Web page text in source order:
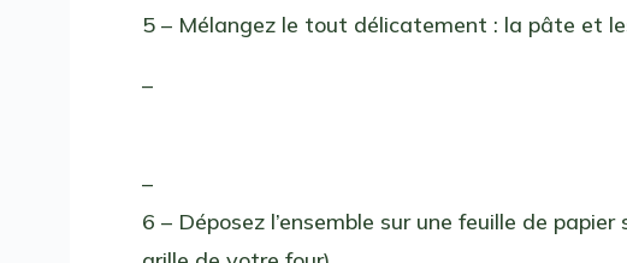
5 – Mélangez le tout délicatement : la pâte et
–
–
6 – Déposez l’ensemble sur une feuille de